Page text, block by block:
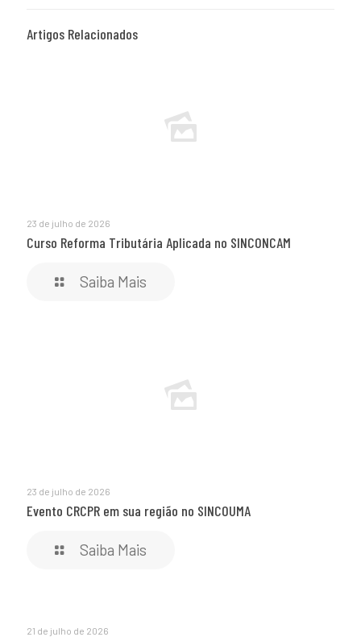
Artigos Relacionados
23 de julho de 2026
Curso Reforma Tributária Aplicada no SINCONCAM
Saiba Mais
23 de julho de 2026
Evento CRCPR em sua região no SINCOUMA
Saiba Mais
21 de julho de 2026